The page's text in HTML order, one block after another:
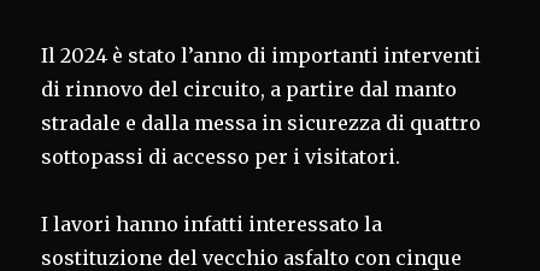
Il 2024 è stato l’anno di importanti interventi
di rinnovo del circuito, a partire dal manto
stradale e dalla messa in sicurezza di quattro
sottopassi di accesso per i visitatori.
I lavori hanno infatti interessato la
sostituzione del vecchio asfalto con cinque